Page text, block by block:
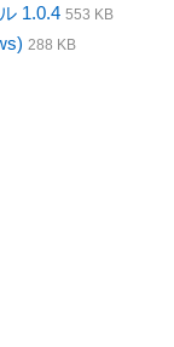
1.0.4 553 KB
288 KB